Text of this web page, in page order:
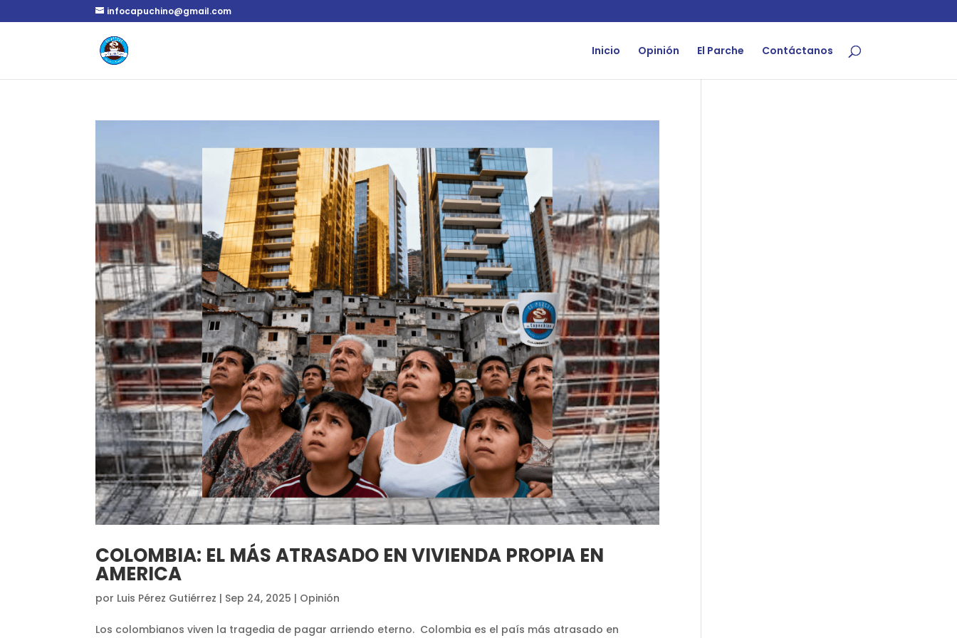
infocapuchino@gmail.com
Inicio Opinión El Parche Contáctanos
COLOMBIA: EL MÁS ATRASADO EN VIVIENDA PROPIA EN
AMERICA
por Luis Pérez Gutiérrez | Sep 24, 2025 | Opinión
Los colombianos viven la tragedia de pagar arriendo eterno. Colombia es el país más atrasado en